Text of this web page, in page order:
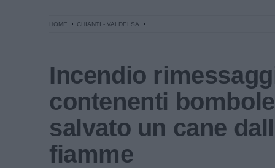
HOME CHIANTI - VALDELSA
Incendio
contenenti
salvato un cane
fiamme